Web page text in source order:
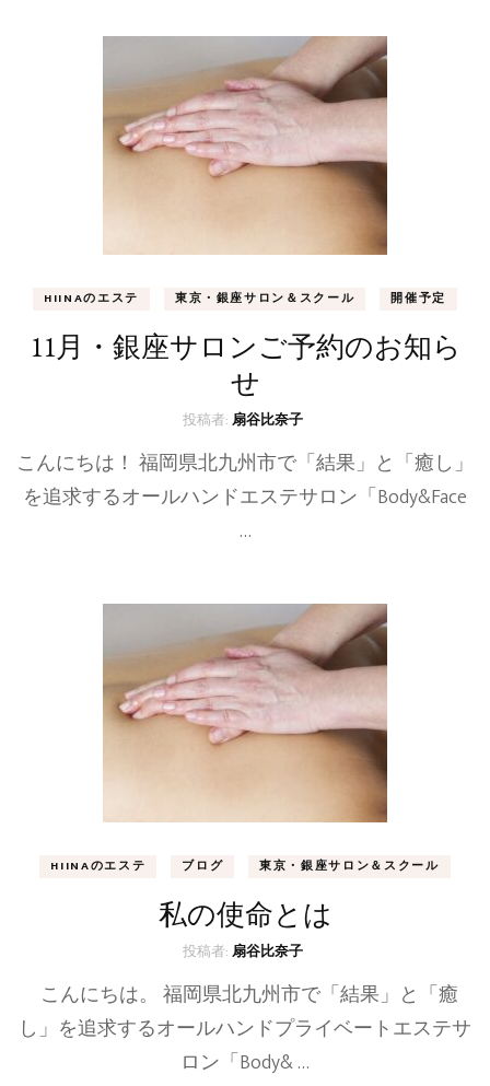
HIINAのエステ 東京・銀座サロン＆スクール 開催予定
11月・銀座サロンご予約のお知ら
せ
投稿者:扇谷比奈子
こんにちは！ 福岡県北九州市で「結果」と「癒し」
を追求するオールハンドエステサロン「Body&Face
…
HIINAのエステ ブログ 東京・銀座サロン＆スクール
私の使命とは
投稿者:扇谷比奈子
こんにちは。 福岡県北九州市で「結果」と「癒
し」を追求するオールハンドプライベートエステサ
ロン「Body& …